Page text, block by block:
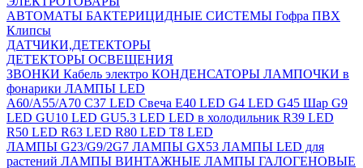
АВТОМАТЫ БАКТЕРИЦИДНЫЕ СИСТЕМЫ Гофра ПВХ
Клипсы
ДАТЧИКИ,ДЕТЕКТОРЫ
ДЕТЕКТОРЫ ОСВЕЩЕНИЯ
ЗВОНКИ Кабель электро КОНДЕНСАТОРЫ ЛАМПОЧКИ в
фонарики ЛАМПЫ LED
A60/A55/A70 C37 LED Свеча E40 LED G4 LED G45 Шар G9
LED GU10 LED GU5.3 LED LED в холодильник R39 LED
R50 LED R63 LED R80 LED T8 LED
ЛАМПЫ G23/G9/2G7 ЛАМПЫ GX53 ЛАМПЫ LED для
растений ЛАМПЫ ВИНТАЖНЫЕ ЛАМПЫ ГАЛОГЕНОВЫЕ